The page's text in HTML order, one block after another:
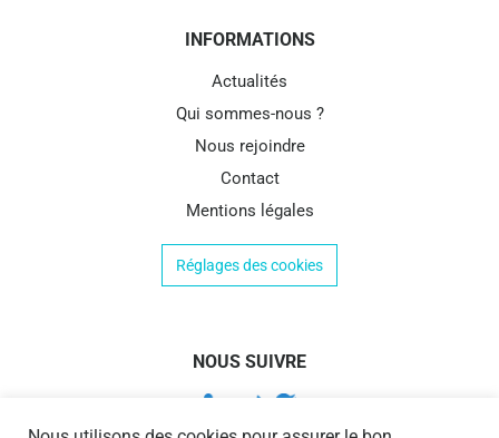
INFORMATIONS
Actualités
Qui sommes-nous ?
Nous rejoindre
Contact
Mentions légales
Réglages des cookies
NOUS SUIVRE